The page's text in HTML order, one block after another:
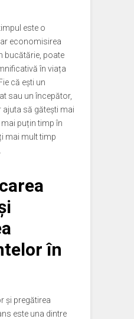
este o
economisirea
bucătărie, poate
în viața
că ești un
sau un începător,
să gătești mai
puțin timp în
mai mult timp
în
și pregătirea
este una dintre